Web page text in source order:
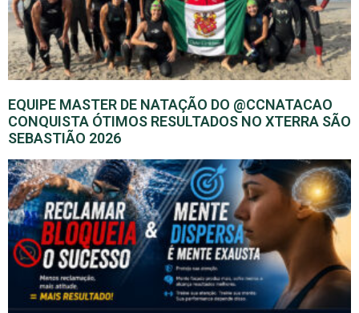
EQUIPE MASTER DE NATAÇÃO DO @CCNATACAO
CONQUISTA ÓTIMOS RESULTADOS NO XTERRA SÃO
SEBASTIÃO 2026